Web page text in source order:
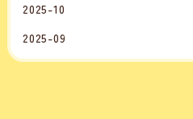
2025-10
2025-09